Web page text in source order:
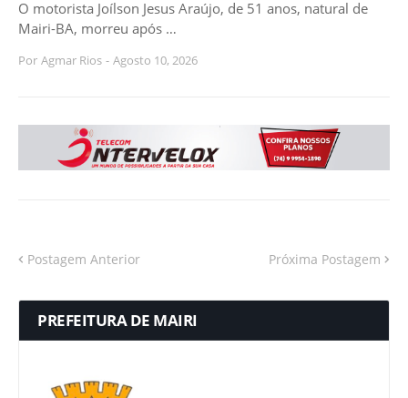
O motorista Joílson Jesus Araújo, de 51 anos, natural de
Mairi-BA, morreu após …
Por Agmar Rios - Agosto 10, 2026
Postagem Anterior Próxima Postagem
PREFEITURA DE MAIRI